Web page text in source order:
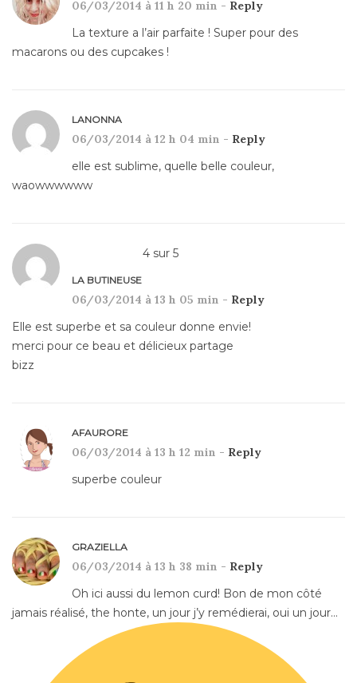
06/03/2014 à 11 h 20 min - Reply
La texture a l’air parfaite ! Super pour des
macarons ou des cupcakes !
LANONNA
06/03/2014 à 12 h 04 min - Reply
elle est sublime, quelle belle couleur,
waowwwwww
4 sur 5
LA BUTINEUSE
06/03/2014 à 13 h 05 min - Reply
Elle est superbe et sa couleur donne envie!
merci pour ce beau et délicieux partage
bizz
AFAURORE
06/03/2014 à 13 h 12 min - Reply
superbe couleur
GRAZIELLA
06/03/2014 à 13 h 38 min - Reply
Oh ici aussi du lemon curd! Bon de mon côté
jamais réalisé, the honte, un jour j’y remédierai, oui un jour…